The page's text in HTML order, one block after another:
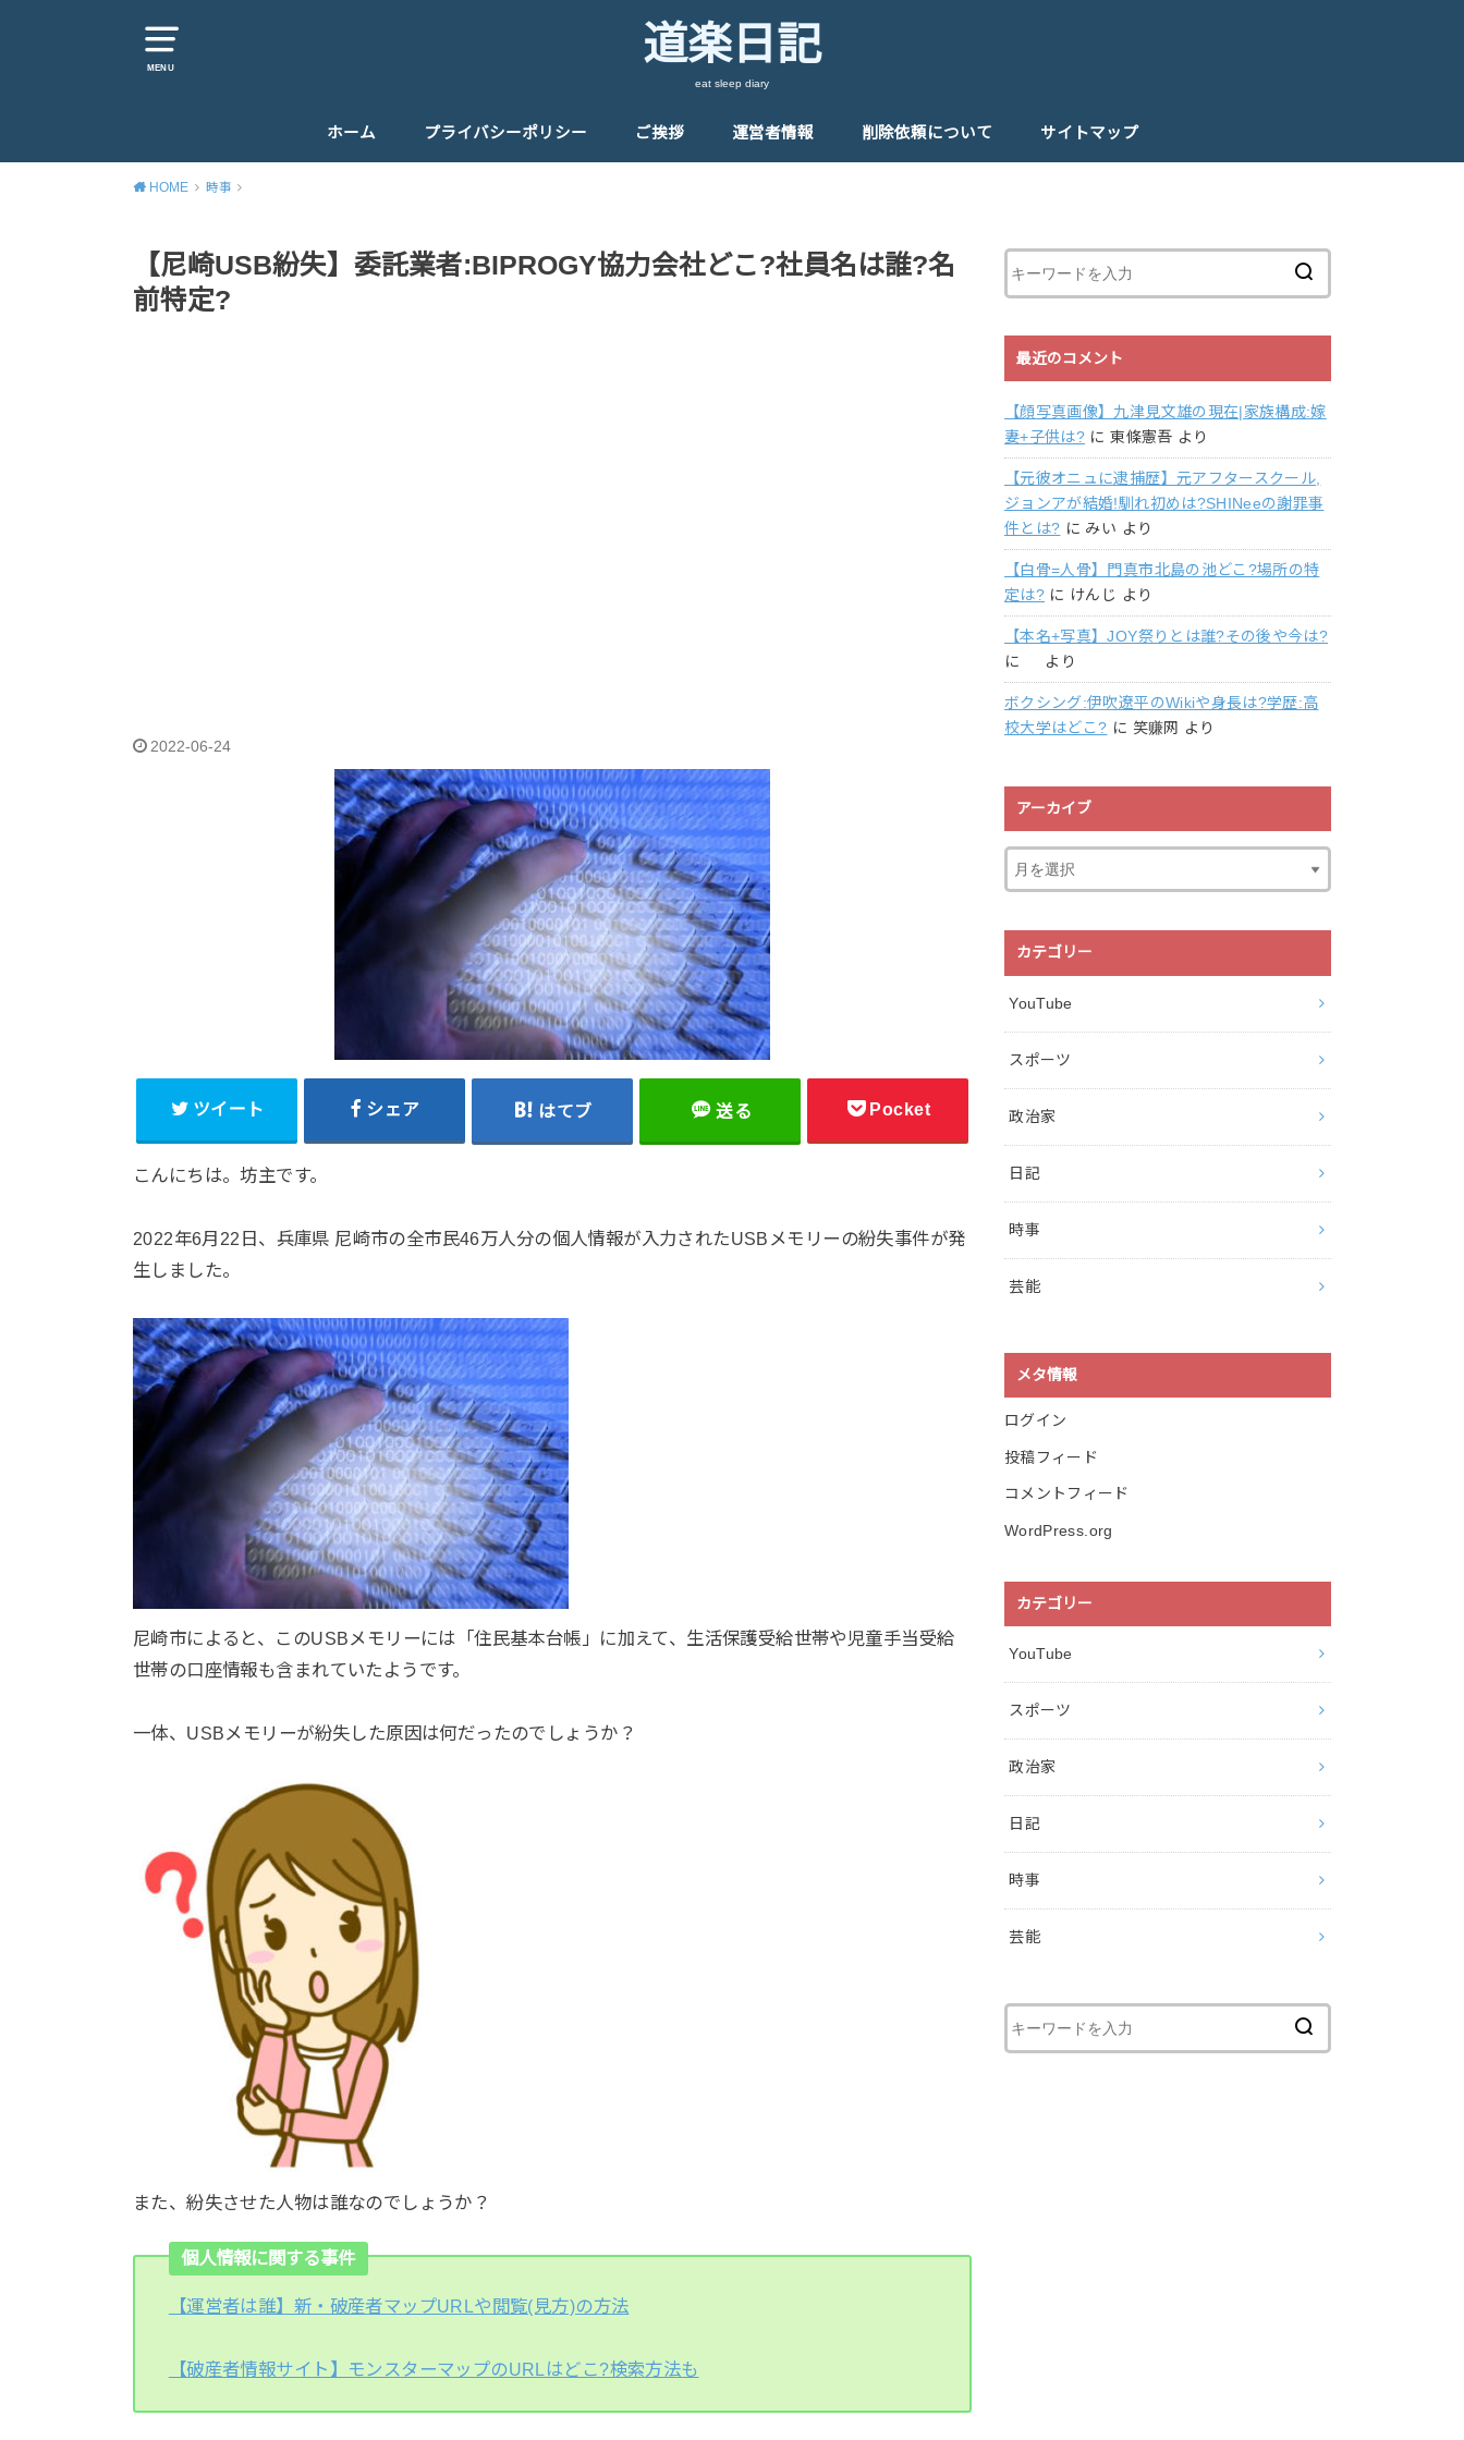
MENU 道楽日記
eat sleep diary
ホーム プライバシーポリシー ご挨拶 運営者情報 削除依頼について サイトマップ
HOME 時事
【尼崎USB紛失】委託業者:BIPROGY協力会社どこ?社員名は誰?名
前特定?
2022-06-24
ツイート シェア はてブ 送る Pocket
こんにちは。坊主です。
2022年6月22日、兵庫県 尼崎市の全市民46万人分の個人情報が入力されたUSBメモリーの紛失事件が発
生しました。
尼崎市によると、このUSBメモリーには「住民基本台帳」に加えて、生活保護受給世帯や児童手当受給
世帯の口座情報も含まれていたようです。
一体、USBメモリーが紛失した原因は何だったのでしょうか？
また、紛失させた人物は誰なのでしょうか？
個人情報に関する事件
【運営者は誰】新・破産者マップURLや閲覧(見方)の方法
【破産者情報サイト】モンスターマップのURLはどこ?検索方法も
最近のコメント
【顔写真画像】九津見文雄の現在|家族構成:嫁
妻+子供は? に東條憲吾 より
【元彼オニュに逮捕歴】元アフタースクール,
ジョンアが結婚!馴れ初めは?SHINeeの謝罪事
件とは? に みい より
【白骨=人骨】門真市北島の池どこ?場所の特
定は? に けんじ より
【本名+写真】JOY祭りとは誰?その後や今は?
に
より
ボクシング:伊吹遼平のWikiや身長は?学歴:高
校大学はどこ? に 笑赚网 より
アーカイブ
カテゴリー
YouTube
スポーツ
政治家
日記
時事
芸能
メタ情報
ログイン
投稿フィード
コメントフィード
WordPress.org
カテゴリー
YouTube
スポーツ
政治家
日記
時事
芸能